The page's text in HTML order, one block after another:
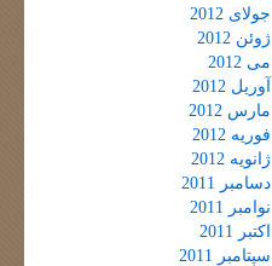
جولای 2012
ژوئن 2012
می 2012
آوریل 2012
مارس 2012
فوریه 2012
ژانویه 2012
دسامبر 2011
نوامبر 2011
اکتبر 2011
سپتامبر 2011